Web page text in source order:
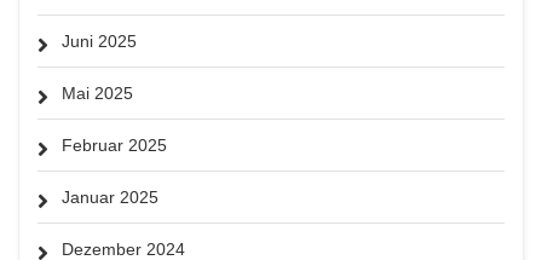
Juni 2025
Mai 2025
Februar 2025
Januar 2025
Dezember 2024